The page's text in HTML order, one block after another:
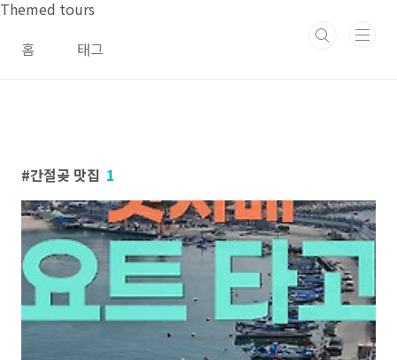
본문 바로가기
Themed tours
홈
태그
간절곶 맛집 1